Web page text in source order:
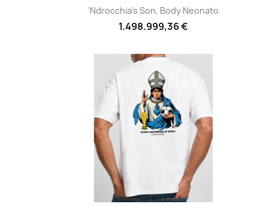
Anteprima
'Ndrocchia's Son, Body Neonato
1.498.999,36 €